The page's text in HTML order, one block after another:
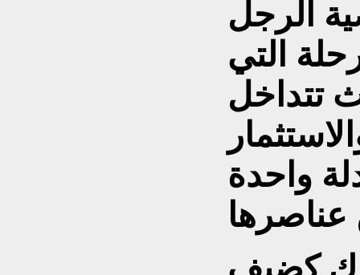
الرجل
التي
تتداخل
واحدة